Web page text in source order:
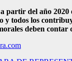
partir del año 2020
y todos los
deben contar